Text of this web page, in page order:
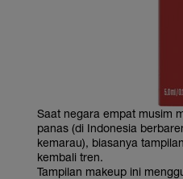
Saat negara empat musim
panas (di Indonesia
kemarau), biasanya
kembali tren.
Tampilan makeup ini